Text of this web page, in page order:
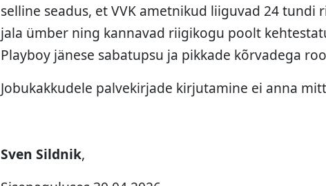
selline seadus, et VVK ametnikud liiguvad 24 tundi
jala ümber ning kannavad riigikogu poolt
Playboy jänese sabatupsu ja pikkade kõrvadega
Jobukakkudele palvekirjade kirjutamine ei anna
Sven Sildnik,